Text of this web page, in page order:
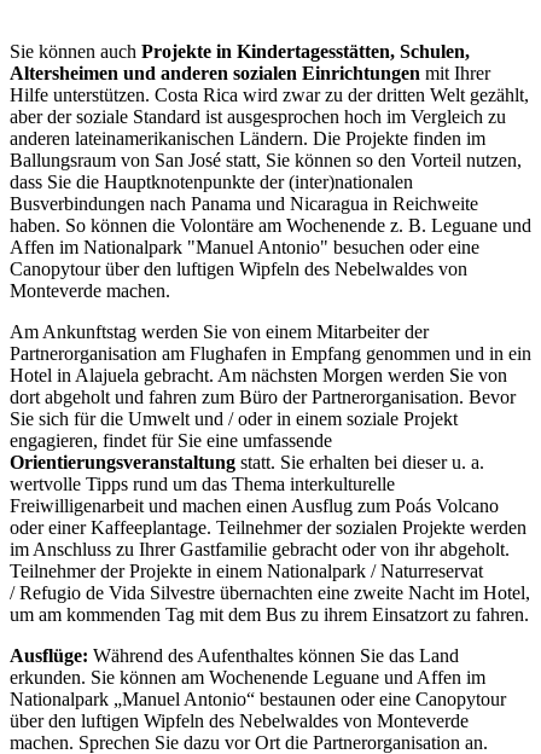
Sie können auch Projekte in Kindertagesstätten, Schulen,
Altersheimen und anderen sozialen Einrichtungen mit Ihrer
Hilfe unterstützen. Costa Rica wird zwar zu der dritten Welt gezählt,
aber der soziale Standard ist ausgesprochen hoch im Vergleich zu
anderen lateinamerikanischen Ländern. Die Projekte finden im
Ballungsraum von San José statt, Sie können so den Vorteil nutzen,
dass Sie die Hauptknotenpunkte der (inter)nationalen
Busverbindungen nach Panama und Nicaragua in Reichweite
haben. So können die Volontäre am Wochenende z. B. Leguane und
Affen im Nationalpark "Manuel Antonio" besuchen oder eine
Canopytour über den luftigen Wipfeln des Nebelwaldes von
Monteverde machen.
Am Ankunftstag werden Sie von einem Mitarbeiter der
Partnerorganisation am Flughafen in Empfang genommen und in ein
Hotel in Alajuela gebracht. Am nächsten Morgen werden Sie von
dort abgeholt und fahren zum Büro der Partnerorganisation. Bevor
Sie sich für die Umwelt und / oder in einem soziale Projekt
engagieren, findet für Sie eine umfassende
Orientierungsveranstaltung statt. Sie erhalten bei dieser u. a.
wertvolle Tipps rund um das Thema interkulturelle
Freiwilligenarbeit und machen einen Ausflug zum Poás Volcano
oder einer Kaffeeplantage. Teilnehmer der sozialen Projekte werden
im Anschluss zu Ihrer Gastfamilie gebracht oder von ihr abgeholt.
Teilnehmer der Projekte in einem Nationalpark / Naturreservat
/ Refugio de Vida Silvestre übernachten eine zweite Nacht im Hotel,
um am kommenden Tag mit dem Bus zu ihrem Einsatzort zu fahren.
Ausflüge: Während des Aufenthaltes können Sie das Land
erkunden. Sie können am Wochenende Leguane und Affen im
Nationalpark „Manuel Antonio“ bestaunen oder eine Canopytour
über den luftigen Wipfeln des Nebelwaldes von Monteverde
machen. Sprechen Sie dazu vor Ort die Partnerorganisation an.